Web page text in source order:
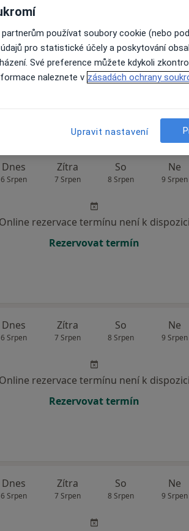
Dnes
rezervace termínu není k
Rezervovat termín
Dnes
6 Srpen
Zítra
7 Srpen
So
8 Srpen
Ne
9 Srpen
Online rezervace termínu není k dispozici
Rezervovat termín
Dnes
6 Srpen
Zítra
7 Srpen
So
8 Srpen
Ne
9 Srpen
Online rezervace termínu není k dispozici
Rezervovat termín
Dnes
6 Srpen
Zítra
7 Srpen
So
8 Srpen
Ne
9 Srpen
používat soubory cookie (nebo
pro statistické účely a poskytování
Své preference můžete kdykoli
naleznete v zásadách ochrany
Upravit nastavení